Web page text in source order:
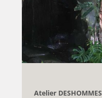
Atelier DESHOMMES